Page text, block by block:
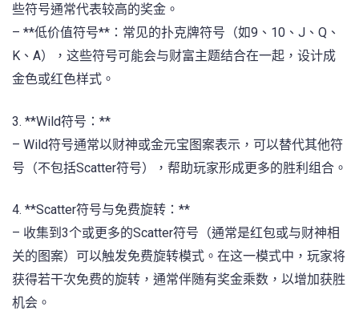
些符号通常代表较高的奖金。
– **低价值符号**：常见的扑克牌符号（如9、10、J、Q、
K、A），这些符号可能会与财富主题结合在一起，设计成
金色或红色样式。
3. **Wild符号：**
– Wild符号通常以财神或金元宝图案表示，可以替代其他符
号（不包括Scatter符号），帮助玩家形成更多的胜利组合。
4. **Scatter符号与免费旋转：**
– 收集到3个或更多的Scatter符号（通常是红包或与财神相
关的图案）可以触发免费旋转模式。在这一模式中，玩家将
获得若干次免费的旋转，通常伴随有奖金乘数，以增加获胜
机会。